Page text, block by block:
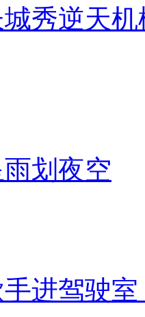
秀逆天机
划夜空
进驾驶